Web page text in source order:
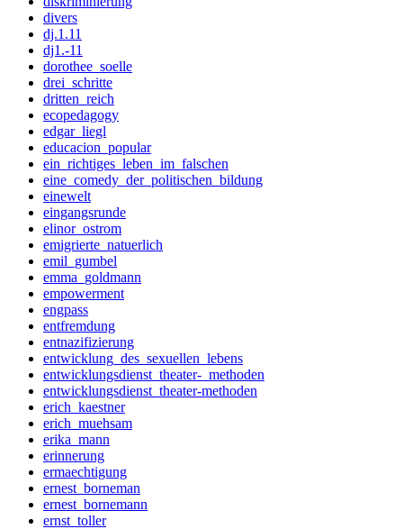
divers
dj.1.11
dj1.-11
dorothee_soelle
drei_schritte
dritten_reich
ecopedagogy
edgar_liegl
educacion_popular
ein_richtiges_leben_im_falschen
eine_comedy_der_politischen_bildung
einewelt
eingangsrunde
elinor_ostrom
emigrierte_natuerlich
emil_gumbel
emma_goldmann
empowerment
engpass
entfremdung
entnazifizierung
entwicklung_des_sexuellen_lebens
entwicklungsdienst_theater-_methoden
entwicklungsdienst_theater-methoden
erich_kaestner
erich_muehsam
erika_mann
erinnerung
ermaechtigung
ernest_borneman
ernest_bornemann
ernst_toller